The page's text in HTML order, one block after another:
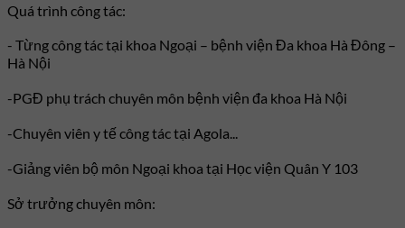
Quá trình công tác:
- Từng công tác tại khoa Ngoại – bệnh viện Đa khoa Hà Đông –
Hà Nội
-PGĐ phụ trách chuyên môn bệnh viện đa khoa Hà Nội
-Chuyên viên y tế công tác tại Agola...
-Giảng viên bộ môn Ngoại khoa tại Học viện Quân Y 103
Sở trưởng chuyên môn: